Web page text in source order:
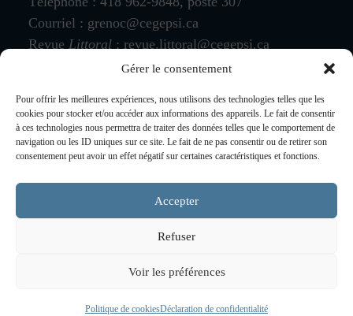
Gérer le consentement
Pour offrir les meilleures expériences, nous utilisons des technologies telles que les
cookies pour stocker et/ou accéder aux informations des appareils. Le fait de consentir
à ces technologies nous permettra de traiter des données telles que le comportement de
navigation ou les ID uniques sur ce site. Le fait de ne pas consentir ou de retirer son
consentement peut avoir un effet négatif sur certaines caractéristiques et fonctions.
Accepter
Refuser
Voir les préférences
Politique de cookiesDéclaration de confidentialité
Courriel : grenoc@cegepsi.ca
Revue Littoral : revue.littoral@cegepsi.ca
Conditions générales|Déclaration de confidentialité